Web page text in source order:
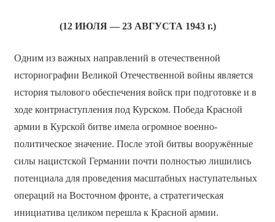
(12 ИЮЛЯ — 23 АВГУСТА 1943 г.)
Одним из важных направлений в отечественной
историографии Великой Отечественной войны является
история тылового обеспечения войск при подготовке и в
ходе контрнаступления под Курском. Победа Красной
армии в Курской битве имела огромное военно-
политическое значение. После этой битвы вооружённые
силы нацистской Германии почти полностью лишились
потенциала для проведения масштабных наступательных
операций на Восточном фронте, а стратегическая
инициатива целиком перешла к Красной армии.